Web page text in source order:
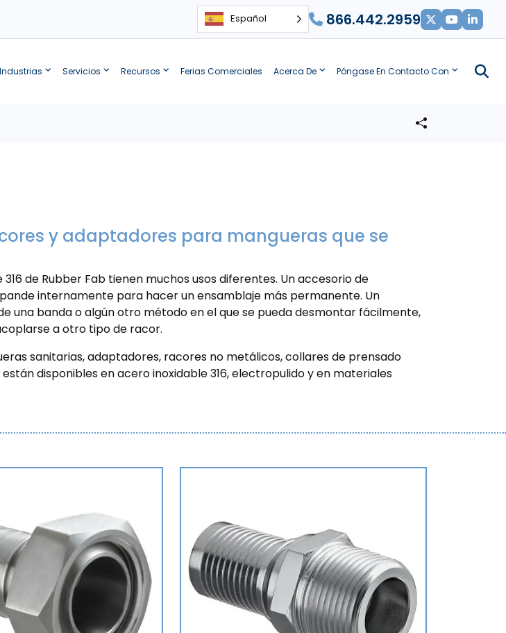
Español 866.442.2959
Industrias Servicios Recursos Ferias Comerciales Acerca De Póngase En Contacto Con
y adaptadores para mangueras que se
de Rubber Fab tienen muchos usos diferentes. Un accesorio de
internamente para hacer un ensamblaje más permanente. Un
una banda o algún otro método en el que se pueda desmontar fácilmente,
a otro tipo de racor.
sanitarias, adaptadores, racores no metálicos, collares de prensado
disponibles en acero inoxidable 316, electropulido y en materiales